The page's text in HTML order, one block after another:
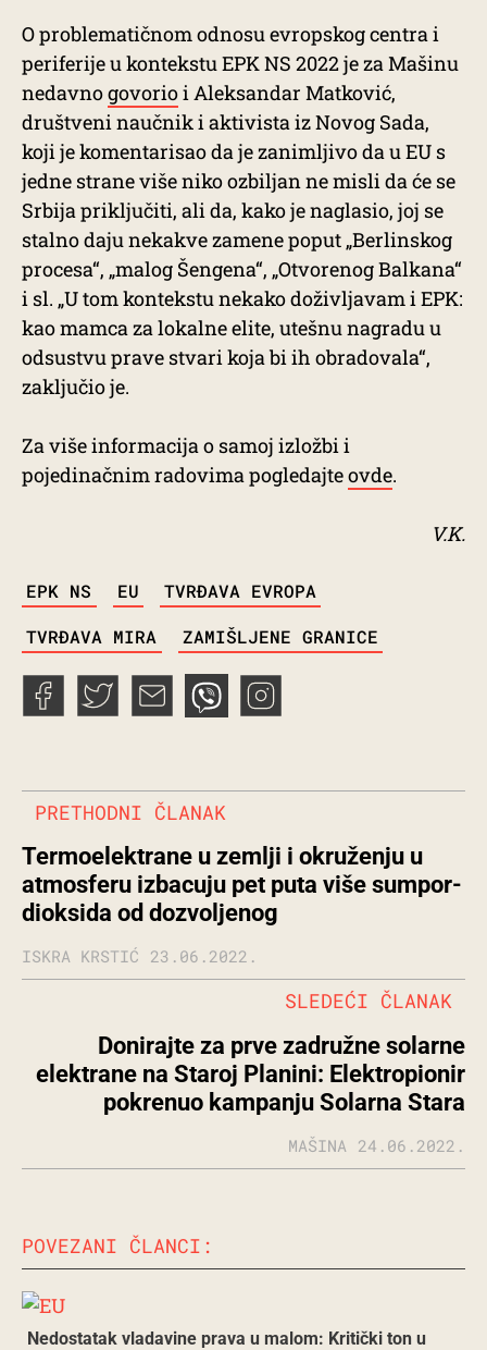
O problematičnom odnosu evropskog centra i
periferije u kontekstu EPK NS 2022 je za Mašinu
nedavnogovorioi Aleksandar Matković,
društveni naučnik i aktivista iz Novog Sada,
koji je komentarisao da je zanimljivo da u EU s
jedne strane više niko ozbiljan ne misli da će se
Srbija priključiti, ali da, kako je naglasio, joj se
stalno daju nekakve zamene poput „Berlinskog
procesa“, „malog Šengena“, „Otvorenog Balkana“
i sl. „U tom kontekstu nekako doživljavam i EPK:
kao mamca za lokalne elite, utešnu nagradu u
odsustvu prave stvari koja bi ih obradovala“,
zaključio je.
Za više informacija o samoj izložbi i
pojedinačnim radovima pogledajteovde.
V.K.
EPK NS EU TVRĐAVA EVROPA
TVRĐAVA MIRA ZAMIŠLJENE GRANICE
PRETHODNI ČLANAK
Termoelektrane u zemlji i okruženju u
atmosferu izbacuju pet puta više sumpor-
dioksida od dozvoljenog
ISKRA KRSTIĆ 23.06.2022.
Donirajte za prve zadružne solarne
elektrane na Staroj Planini: Elektropionir
pokrenuo kampanju Solarna Stara
SLEDEĆI ČLANAK
MAŠINA 24.06.2022.
POVEZANI ČLANCI:
Nedostatak vladavine prava u malom: Kritički ton u